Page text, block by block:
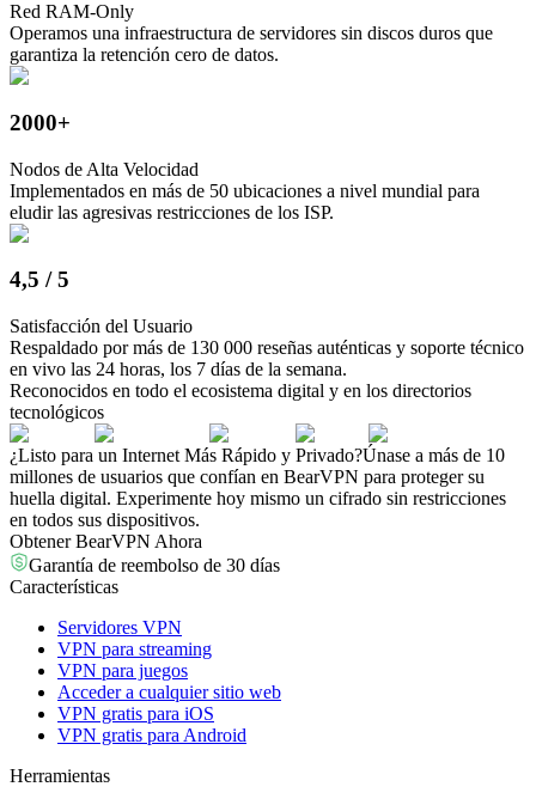
Red RAM-Only
Operamos una infraestructura de servidores sin discos duros que
garantiza la retención cero de datos.
2000+
Nodos de Alta Velocidad
Implementados en más de 50 ubicaciones a nivel mundial para
eludir las agresivas restricciones de los ISP.
4,5 / 5
Satisfacción del Usuario
Respaldado por más de 130 000 reseñas auténticas y soporte técnico
en vivo las 24 horas, los 7 días de la semana.
Reconocidos en todo el ecosistema digital y en los directorios
tecnológicos
¿Listo para un Internet Más Rápido y Privado?Únase a más de 10
millones de usuarios que confían en BearVPN para proteger su
huella digital. Experimente hoy mismo un cifrado sin restricciones
en todos sus dispositivos.
Obtener BearVPN Ahora
Garantía de reembolso de 30 días
Características
Servidores VPN
VPN para streaming
VPN para juegos
Acceder a cualquier sitio web
VPN gratis para iOS
VPN gratis para Android
Herramientas